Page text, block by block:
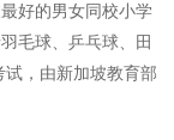
好的男女同校小学
毛球、乒乓球、田
，由新加坡教育部